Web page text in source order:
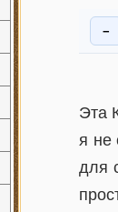
−
Эта
я не
для